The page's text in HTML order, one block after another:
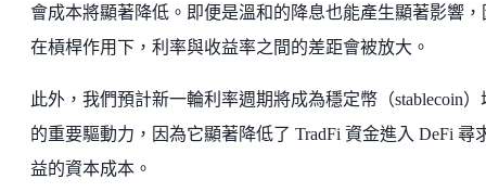
會成本將顯著降低。即便是溫和的降息也能產生顯著影響，
在槓桿作用下，利率與收益率之間的差距會被放大。
此外，我們預計新一輪利率週期將成為穩定幣（stablecoin）
的重要驅動力，因為它顯著降低了 TradFi 資金進入 DeFi 尋
益的資本成本。